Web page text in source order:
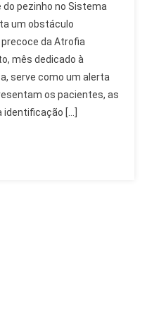
pezinho no Sistema
um obstáculo
da Atrofia
mês dedicado à
serve como um alerta
os pacientes, as
identificação […]